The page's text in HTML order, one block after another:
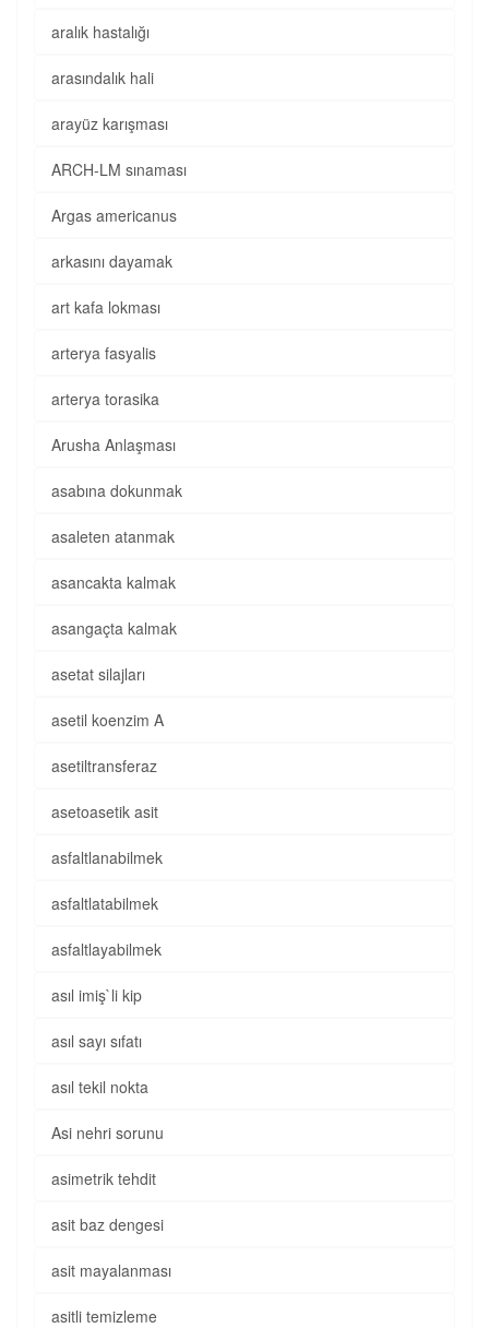
aralık hastalığı
arasındalık hali
arayüz karışması
ARCH-LM sınaması
Argas americanus
arkasını dayamak
art kafa lokması
arterya fasyalis
arterya torasika
Arusha Anlaşması
asabına dokunmak
asaleten atanmak
asancakta kalmak
asangaçta kalmak
asetat silajları
asetil koenzim A
asetiltransferaz
asetoasetik asit
asfaltlanabilmek
asfaltlatabilmek
asfaltlayabilmek
asıl imiş`li kip
asıl sayı sıfatı
asıl tekil nokta
Asi nehri sorunu
asimetrik tehdit
asit baz dengesi
asit mayalanması
asitli temizleme